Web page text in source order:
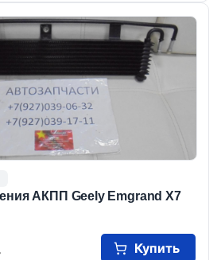
АКПП Geely Emgrand X7
Купить